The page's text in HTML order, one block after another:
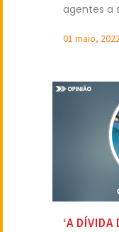
agentes a
01 maio,
‘A